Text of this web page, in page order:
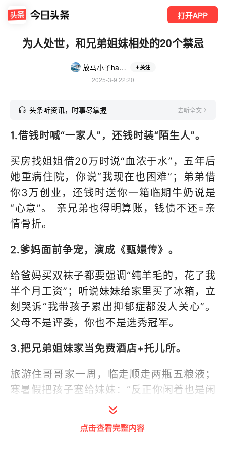
打开APP
为人处世，和兄弟姐妹相处的20个禁忌
放马小子happy 关注
2025-3-9 22:20
头条听资讯，时事尽掌握 去听全文
1.借钱时喊“一家人”，还钱时装“陌生人”。
买房找姐姐借20万时说“血浓于水”，五年后
她重病住院，你说“我现在也困难”；弟弟借
你3万创业，还钱时送你一箱临期牛奶说是
“心意”。 亲兄弟也得明算账，钱债不还=亲
情骨折。
2.爹妈面前争宠，演成《甄嬛传》。
给爸妈买双袜子都要强调“纯羊毛的，花了我
半个月工资”；听说妹妹给家里买了冰箱，立
刻哭诉“我带孩子累出抑郁症都没人关心”。
父母不是评委，你也不是选秀冠军。
3.把兄弟姐妹家当免费酒店+托儿所。
旅游住哥哥家一周，临走顺走两瓶五粮液；
寒暑假把孩子塞给妹妹：“反正你闲着也是闲
着”。占便宜的人，最后都占成了孤家寡人。
4.“血缘绑架”张口就来，亲情PUA大师。
点击查看完整内容